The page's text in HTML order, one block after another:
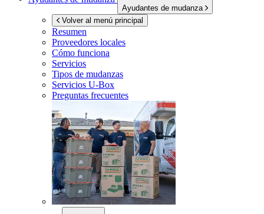
Ayudantes de mudanza
Volver al menú principal
Resumen
Proveedores locales
Cómo funciona
Servicios
Tipos de mudanzas
Servicios U-Box
Preguntas frecuentes